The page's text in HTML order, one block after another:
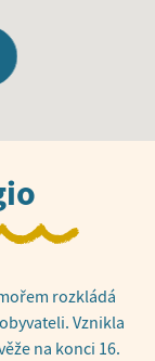
rozkládá
Vznikla
na konci 16.